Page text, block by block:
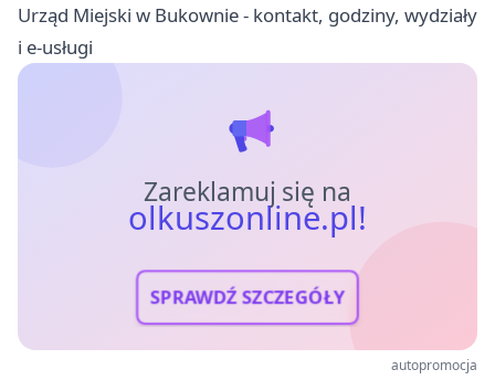
Urząd Miejski w Bukownie - kontakt, godziny, wydziały
i e-usługi
Zareklamuj się na
olkuszonline.pl!
SPRAWDŹ SZCZEGÓŁY
autopromocja